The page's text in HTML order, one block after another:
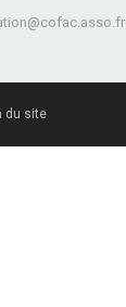
du site